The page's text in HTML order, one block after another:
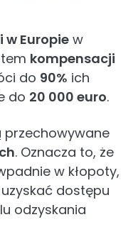
Europie w
kompensacji
do 90% ich
do 20 000 euro.
przechowywane
. Oznacza to, że
w kłopoty,
dostępu
odzyskania